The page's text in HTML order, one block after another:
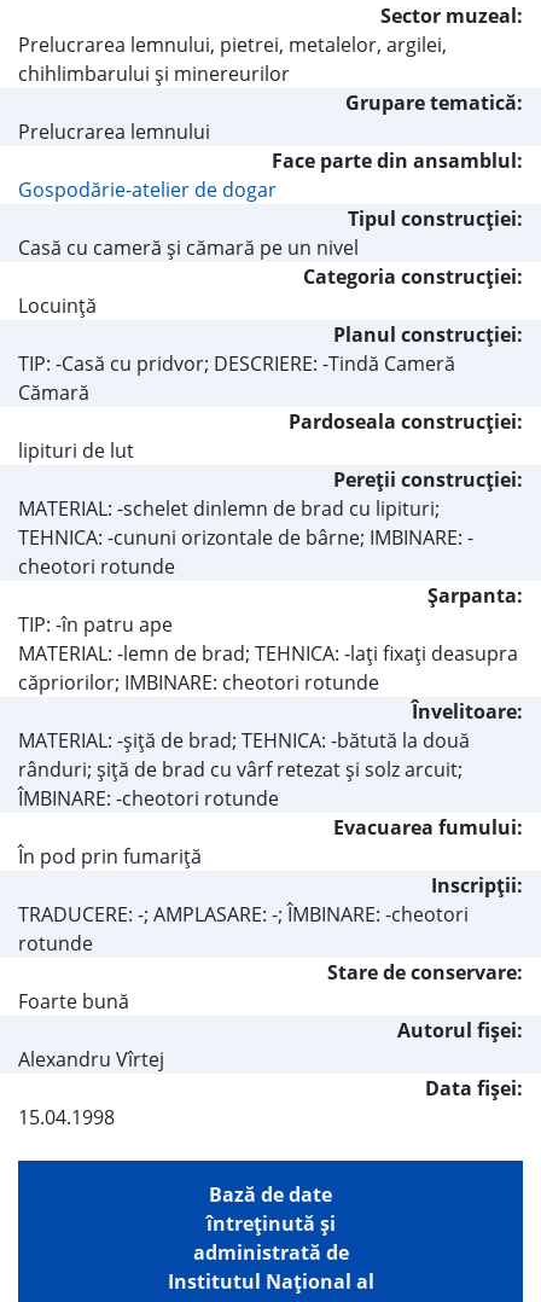
Sector muzeal:
Prelucrarea lemnului, pietrei, metalelor, argilei,
chihlimbarului şi minereurilor
Grupare tematică:
Prelucrarea lemnului
Face parte din ansamblul:
Gospodărie-atelier de dogar
Tipul construcţiei:
Casă cu cameră şi cămară pe un nivel
Categoria construcţiei:
Locuinţă
Planul construcţiei:
TIP: -Casă cu pridvor; DESCRIERE: -Tindă Cameră
Cămară
Pardoseala construcţiei:
lipituri de lut
Pereţii construcţiei:
MATERIAL: -schelet dinlemn de brad cu lipituri;
TEHNICA: -cununi orizontale de bârne; IMBINARE: -
cheotori rotunde
Şarpanta:
TIP: -în patru ape
MATERIAL: -lemn de brad; TEHNICA: -laţi fixaţi deasupra
căpriorilor; IMBINARE: cheotori rotunde
Învelitoare:
MATERIAL: -şiţă de brad; TEHNICA: -bătută la două
rânduri; şiţă de brad cu vârf retezat şi solz arcuit;
ÎMBINARE: -cheotori rotunde
Evacuarea fumului:
În pod prin fumariţă
Inscripţii:
TRADUCERE: -; AMPLASARE: -; ÎMBINARE: -cheotori
rotunde
Stare de conservare:
Foarte bună
Autorul fişei:
Alexandru Vîrtej
Data fișei:
15.04.1998
Bază de date
întreţinută şi
administrată de
Institutul Național al